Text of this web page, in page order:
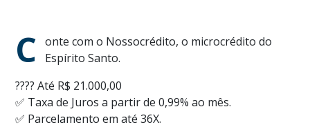
C
onte com o Nossocrédito, o microcrédito do
Espírito Santo.
???? Até R$ 21.000,00
✅ Taxa de Juros a partir de 0,99% ao mês.
✅ Parcelamento em até 36X.